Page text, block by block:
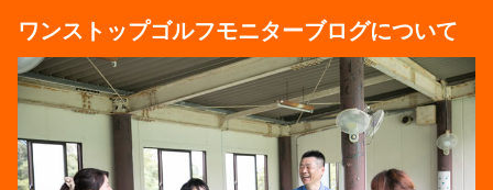
ワンストップゴルフモニターブログについて